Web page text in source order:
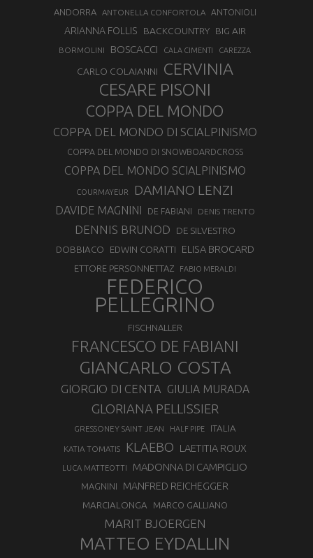
ANDORRA ANTONELLA CONFORTOLA ANTONIOLI
ARIANNA FOLLIS BACKCOUNTRY BIG AIR
BORMOLINI BOSCACCI CALA CIMENTI CAREZZA
CARLO COLAIANNI CERVINIA
CESARE PISONI
COPPA DEL MONDO
COPPA DEL MONDO DI SCIALPINISMO
COPPA DEL MONDO DI SNOWBOARDCROSS
COPPA DEL MONDO SCIALPINISMO
COURMAYEUR DAMIANO LENZI
DAVIDE MAGNINI DE FABIANI DENIS TRENTO
DENNIS BRUNOD DE SILVESTRO
DOBBIACO EDWIN CORATTI ELISA BROCARD
ETTORE PERSONNETTAZ FABIO MERALDI
FEDERICO
PELLEGRINO
FISCHNALLER
FRANCESCO DE FABIANI
GIANCARLO COSTA
GIORGIO DI CENTA GIULIA MURADA
GLORIANA PELLISSIER
GRESSONEY SAINT JEAN HALF PIPE ITALIA
KATIA TOMATIS KLAEBO LAETITIA ROUX
LUCA MATTEOTTI MADONNA DI CAMPIGLIO
MAGNINI MANFRED REICHEGGER
MARCIALONGA MARCO GALLIANO
MARIT BJOERGEN
MATTEO EYDALLIN